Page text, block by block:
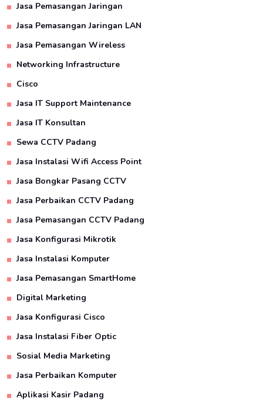
Jasa Pemasangan Jaringan
Jasa Pemasangan Jaringan LAN
Jasa Pemasangan Wireless
Networking Infrastructure
Cisco
Jasa IT Support Maintenance
Jasa IT Konsultan
Sewa CCTV Padang
Jasa Instalasi Wifi Access Point
Jasa Bongkar Pasang CCTV
Jasa Perbaikan CCTV Padang
Jasa Pemasangan CCTV Padang
Jasa Konfigurasi Mikrotik
Jasa Instalasi Komputer
Jasa Pemasangan SmartHome
Digital Marketing
Jasa Konfigurasi Cisco
Jasa Instalasi Fiber Optic
Sosial Media Marketing
Jasa Perbaikan Komputer
Aplikasi Kasir Padang